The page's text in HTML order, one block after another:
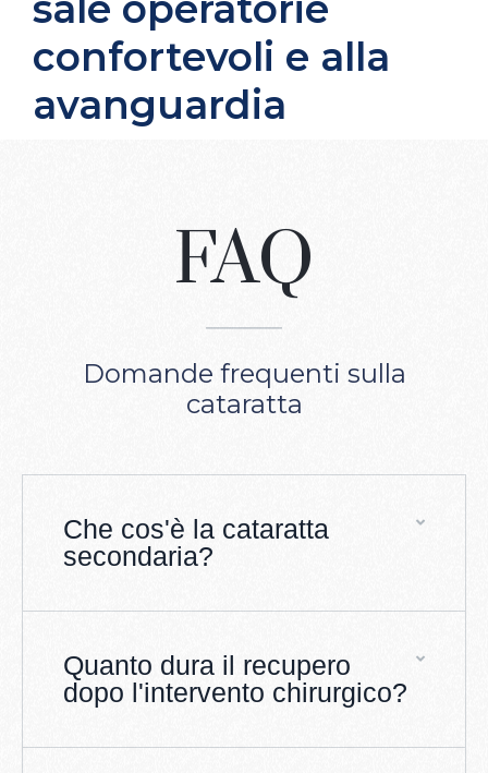
confortevoli e alla
avanguardia
FAQ
Domande frequenti sulla
cataratta
Che cos'è la cataratta
secondaria?
Quanto dura il recupero
dopo l'intervento chirurgico?